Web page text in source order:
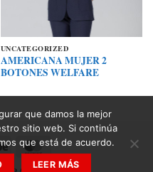
UNCATEGORIZED
AMERICANA MUJER 2
BOTONES WELFARE
Stripe
MasterCard
que damos la mejor
sitio web. Si continúa
que está de acuerdo.
LEER MÁS